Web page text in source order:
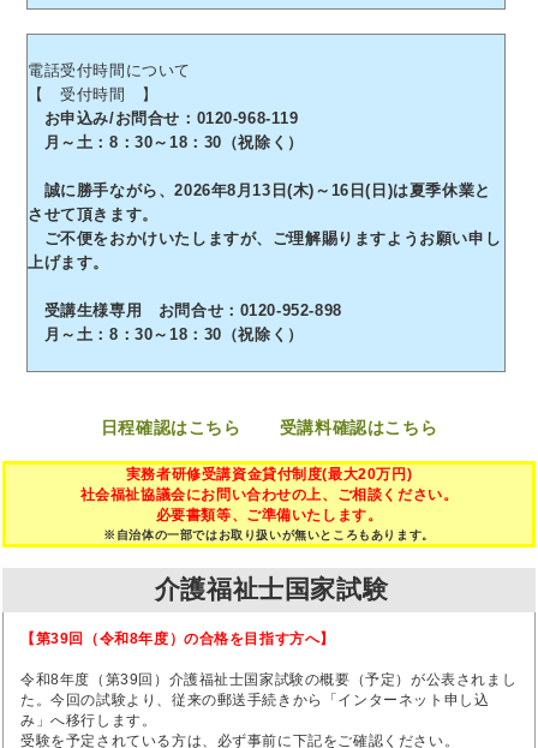
電話受付時間について
【 受付時間 】
お申込み/お問合せ：0120-968-119
月～土：8：30～18：30（祝除く）
誠に勝手ながら、2026年8月13日(木)～16日(日)は夏季休業と
させて頂きます。
ご不便をおかけいたしますが、ご理解賜りますようお願い申し
上げます。
受講生様専用 お問合せ：0120-952-898
月～土：8：30～18：30（祝除く）
日程確認はこちら 受講料確認はこちら
実務者研修受講資金貸付制度(最大20万円)
社会福祉協議会にお問い合わせの上、ご相談ください。
必要書類等、ご準備いたします。
※自治体の一部ではお取り扱いが無いところもあります。
介護福祉士国家試験
【第39回（令和8年度）の合格を目指す方へ】
令和8年度（第39回）介護福祉士国家試験の概要（予定）が公表されまし
た。今回の試験より、従来の郵送手続きから「インターネット申し込
み」へ移行します。
受験を予定されている方は、必ず事前に下記をご確認ください。